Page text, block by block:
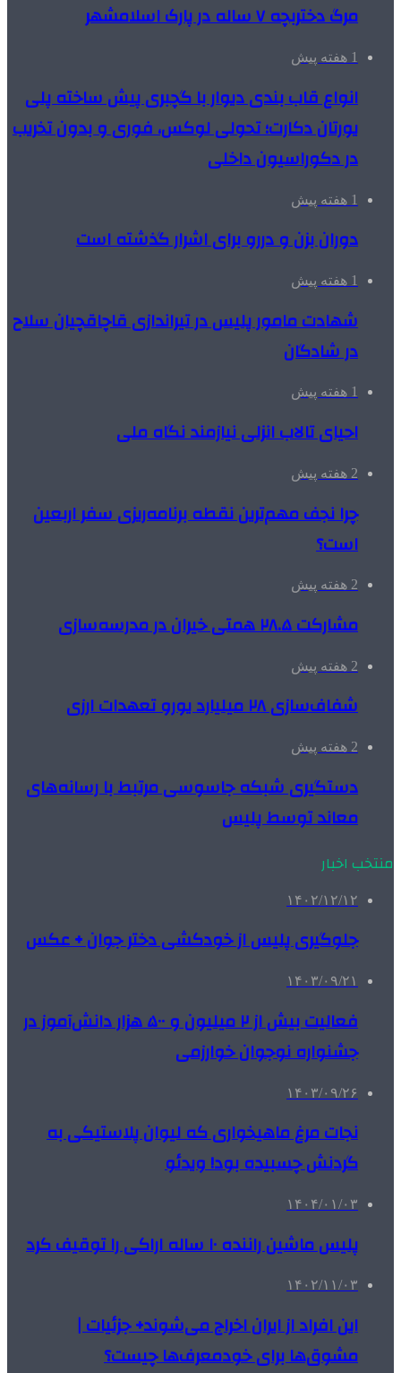
مرگ دختربچه ۷ ساله در پارک اسلامشهر
1 هفته پیش
انواع قاب بندی دیوار با گچبری پیش ساخته پلی
یورتان دکارت؛ تحولی لوکس، فوری و بدون تخریب
در دکوراسیون داخلی
1 هفته پیش
دوران بزن و دررو برای اشرار گذشته است
1 هفته پیش
شهادت مامور پلیس در تیراندازی قاچاقچیان سلاح
در شادگان
1 هفته پیش
احیای تالاب انزلی نیازمند نگاه ملی
2 هفته پیش
چرا نجف مهم‌ترین نقطه برنامه‌ریزی سفر اربعین
است؟
2 هفته پیش
مشارکت ۲۸.۵ همتی خیران در مدرسه‌سازی
2 هفته پیش
شفاف‌سازی ۲۸ میلیارد یورو تعهدات ارزی
2 هفته پیش
دستگیری شبکه جاسوسی مرتبط با رسانه‌های
معاند توسط پلیس
منتخب اخبار
۱۴۰۲/۱۲/۱۲
جلوگیری پلیس از خودکشی دختر جوان +‌ عکس
۱۴۰۳/۰۹/۲۱
فعالیت بیش از ۲ میلیون و ۵۰۰ هزار دانش‌آموز در
جشنواره نوجوان خوارزمی
۱۴۰۳/۰۹/۲۶
نجات مرغ ماهیخواری که لیوان پلاستیکی به
گردنش چسبیده بود! ویدئو
۱۴۰۴/۰۱/۰۳
پلیس ماشین راننده ۱۰ ساله اراکی را توقیف کرد
۱۴۰۲/۱۱/۰۳
این افراد از ایران اخراج می‌شوند+ جزئیات |
مشوق‌ها برای خودمعرف‌ها چیست؟